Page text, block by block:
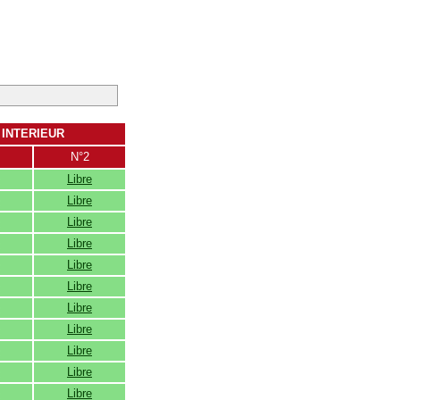
INTERIEUR
N°2
Libre
Libre
Libre
Libre
Libre
Libre
Libre
Libre
Libre
Libre
Libre